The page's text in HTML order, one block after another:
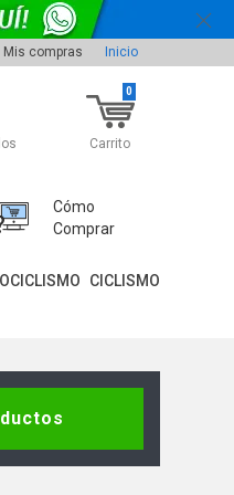
Mis compras Inicio
Carrito
0
Cómo
Comprar
CICLISMO